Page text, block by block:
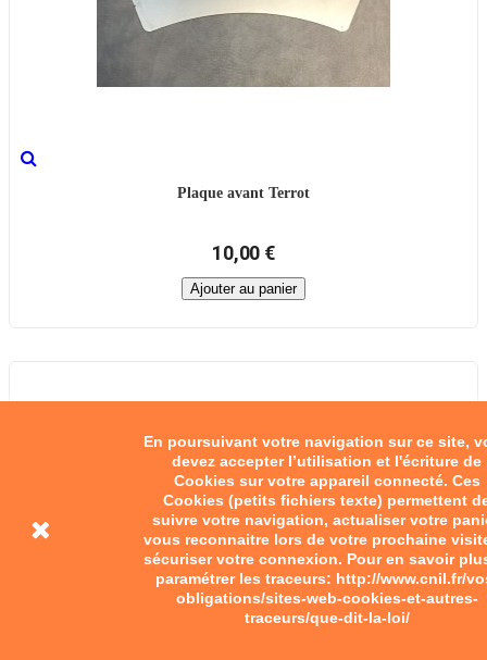
En poursuivant votre navigation sur ce site,
devez accepter l’utilisation et l'écriture de
Cookies sur votre appareil connecté. Ces
Cookies (petits fichiers texte) permettent
suivre votre navigation, actualiser votre
vous reconnaitre lors de votre prochaine
sécuriser votre connexion. Pour en savoir
paramétrer les traceurs: http://www.cnil.fr/
obligations/sites-web-cookies-et-autres-
traceurs/que-dit-la-loi/
Plaque avant Terrot
10,00 €
Ajouter au panier